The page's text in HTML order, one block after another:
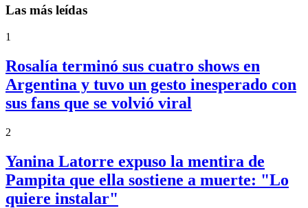
Las más leídas
1
Rosalía terminó sus cuatro shows en
Argentina y tuvo un gesto inesperado con
sus fans que se volvió viral
2
Yanina Latorre expuso la mentira de
Pampita que ella sostiene a muerte: "Lo
quiere instalar"